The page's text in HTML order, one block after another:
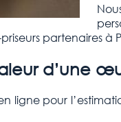
partenaires à
d’une
ligne pour